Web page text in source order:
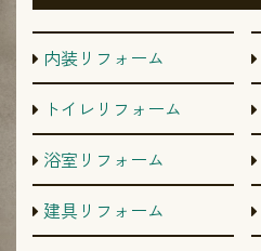
内装リフォーム
トイレリフォーム
浴室リフォーム
建具リフォーム